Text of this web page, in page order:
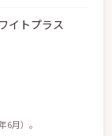
イトプラス
月）。